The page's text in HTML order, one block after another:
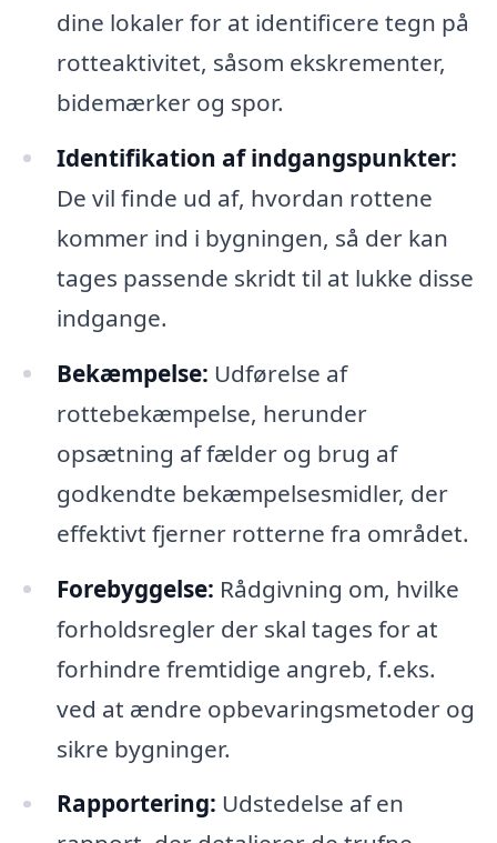
dine lokaler for at identificere tegn på
rotteaktivitet, såsom ekskrementer,
bidemærker og spor.
Identifikation af indgangspunkter:
De vil finde ud af, hvordan rottene
kommer ind i bygningen, så der kan
tages passende skridt til at lukke disse
indgange.
Bekæmpelse: Udførelse af
rottebekæmpelse, herunder
opsætning af fælder og brug af
godkendte bekæmpelsesmidler, der
effektivt fjerner rotterne fra området.
Forebyggelse: Rådgivning om, hvilke
forholdsregler der skal tages for at
forhindre fremtidige angreb, f.eks.
ved at ændre opbevaringsmetoder og
sikre bygninger.
Rapportering: Udstedelse af en